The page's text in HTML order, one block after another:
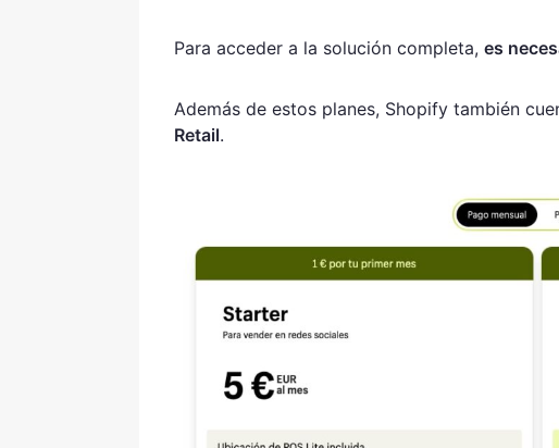
Para acceder a la solución completa, es
Además de estos planes, Shopify también
Retail.